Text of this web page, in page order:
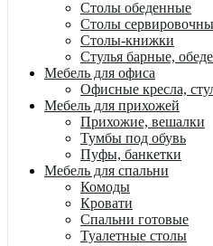
Столы обеденные
Столы
Столы-книжки
Стулья барные,
Мебель для офиса
Офисные кресла,
Мебель для прихожей
Прихожие, вешалки
Тумбы под обувь
Пуфы, банкетки
Мебель для спальни
Комоды
Кровати
Спальни готовые
Туалетные столы